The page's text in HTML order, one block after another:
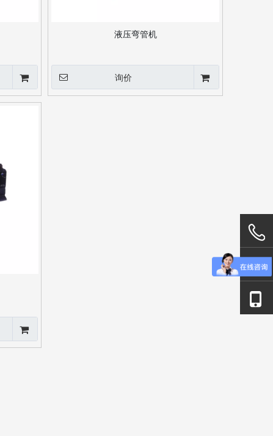
液压弯管机
询价